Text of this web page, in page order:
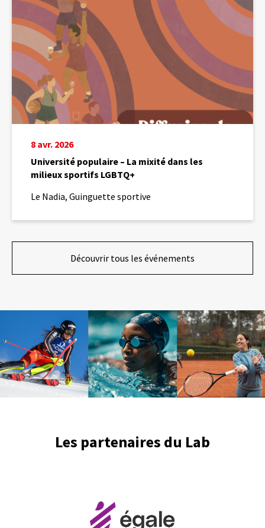
Université populaire – La mixité dans les
milieux sportifs LGBTQ+
8 avr. 2026
Le Nadia, Guinguette sportive
mixité
dans
les
milieux
sportifs
LGBTQ+
Découvrir tous les événements
Les partenaires du Lab